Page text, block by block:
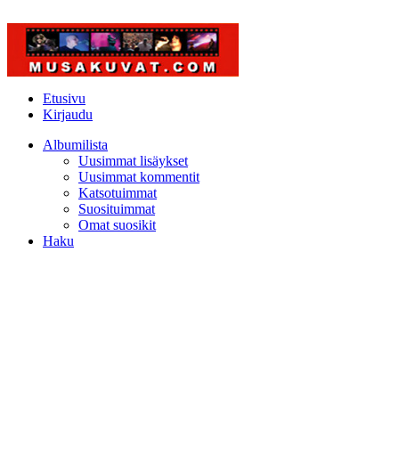
Etusivu
Kirjaudu
Albumilista
Uusimmat lisäykset
Uusimmat kommentit
Katsotuimmat
Suosituimmat
Omat suosikit
Haku